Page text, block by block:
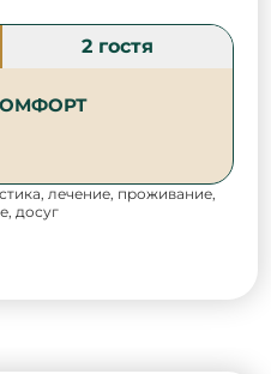
2 гостя
лечение, проживание,
досуг